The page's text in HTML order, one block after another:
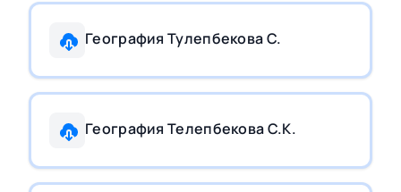
География Тулепбекова С.
География Телепбекова С.К.